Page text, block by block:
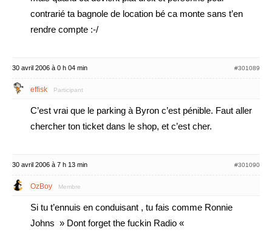
contrarié ta bagnole de location bé ca monte sans t’en
rendre compte :-/
30 avril 2006 à 0 h 04 min #301089
effisk Participant
C’est vrai que le parking à Byron c’est pénible. Faut aller
chercher ton ticket dans le shop, et c’est cher.
30 avril 2006 à 7 h 13 min #301090
OzBoy Membre
Si tu t’ennuis en conduisant , tu fais comme Ronnie
Johns » Dont forget the fuckin Radio «